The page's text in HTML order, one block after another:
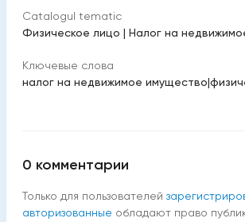
Catalogul tematic
Физическое лицо | Налог на
Ключевые слова
налог на недвижимое имущество|
0 комментарии
Только для пользователей
авторизованные обладают право